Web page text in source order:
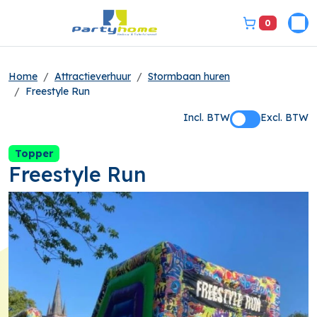
bel ons
0
Home Attractieverhuur
Stormbaan huren
Freestyle Run
Incl. BTW Excl. BTW
Topper
Freestyle Run